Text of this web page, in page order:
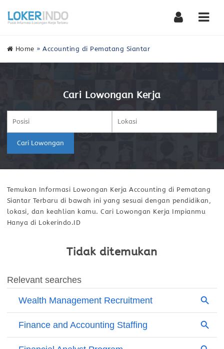
Home »Accounting di Pematang Siantar
Cari Lowongan Kerja
Cari Lowongan
Temukan Informasi Lowongan Kerja Accounting di Pematang
Siantar Terbaru di bawah ini yang sesuai dengan pendidikan,
lokasi, dan keahlian kamu. Cari Lowongan Kerja Impianmu
Hanya di Lokerindo.ID
Tidak ditemukan